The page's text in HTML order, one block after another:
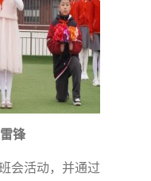
锋
会活动，并通过